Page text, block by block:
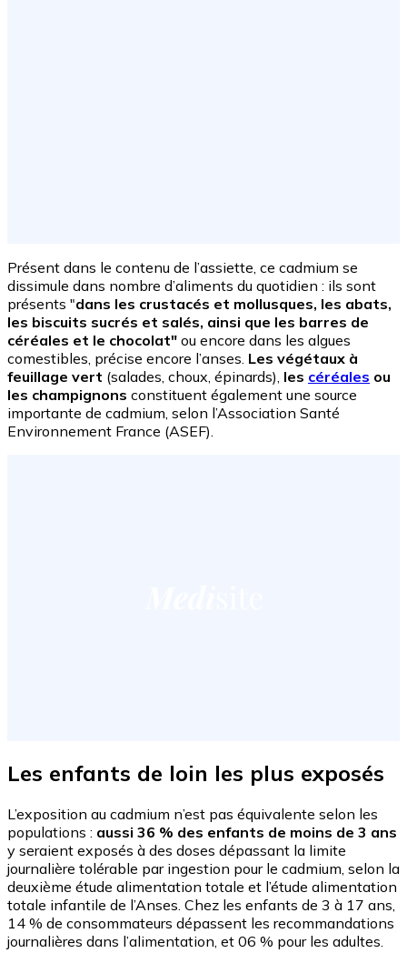
Présent dans le contenu de l’assiette, ce cadmium se
dissimule dans nombre d’aliments du quotidien : ils sont
présents "dans les crustacés et mollusques, les abats,
les biscuits sucrés et salés, ainsi que les barres de
céréales et le chocolat" ou encore dans les algues
comestibles, précise encore l’anses. Les végétaux à
feuillage vert (salades, choux, épinards), les céréales ou
les champignons constituent également une source
importante de cadmium, selon l’Association Santé
Environnement France (ASEF).
Les enfants de loin les plus exposés
L’exposition au cadmium n’est pas équivalente selon les
populations : aussi 36 % des enfants de moins de 3 ans
y seraient exposés à des doses dépassant la limite
journalière tolérable par ingestion pour le cadmium, selon la
deuxième étude alimentation totale et l’étude alimentation
totale infantile de l’Anses. Chez les enfants de 3 à 17 ans,
14 % de consommateurs dépassent les recommandations
journalières dans l’alimentation, et 06 % pour les adultes.